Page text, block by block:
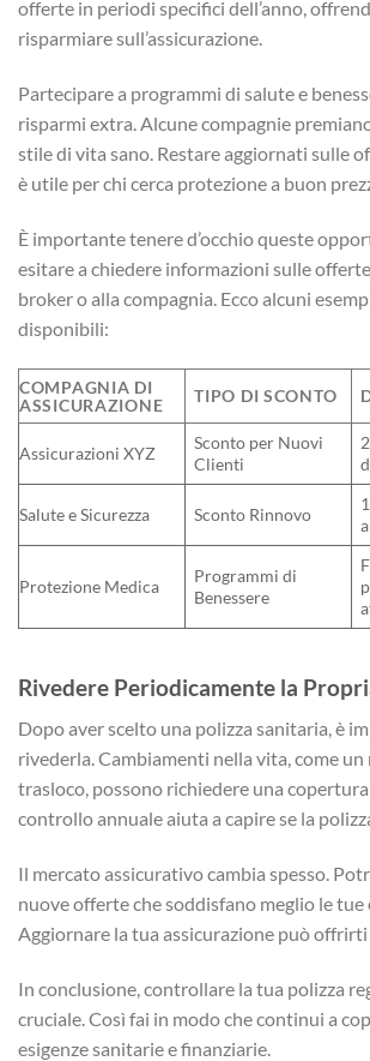
offerte in periodi specifici dell’anno,
risparmiare sull’assicurazione.
Partecipare a programmi di salute e
risparmi extra. Alcune compagnie
stile di vita sano. Restare aggiornati sulle
è utile per chi cerca protezione a buon
È importante tenere d’occhio queste
esitare a chiedere informazioni sulle
broker o alla compagnia. Ecco alcuni
disponibili:
COMPAGNIA DI
ASSICURAZIONE
TIPO DI SCONTO
Assicurazioni XYZ
Sconto per Nuovi
Clienti
Salute e Sicurezza Sconto Rinnovo
Protezione Medica
Programmi di
Benessere
Rivedere Periodicamente la
Dopo aver scelto una polizza sanitaria, è
rivederla. Cambiamenti nella vita, come
trasloco, possono richiedere una
controllo annuale aiuta a capire se la
Il mercato assicurativo cambia spesso.
nuove offerte che soddisfano meglio le tue
Aggiornare la tua assicurazione può
In conclusione, controllare la tua polizza
cruciale. Così fai in modo che continui a
esigenze sanitarie e finanziarie.